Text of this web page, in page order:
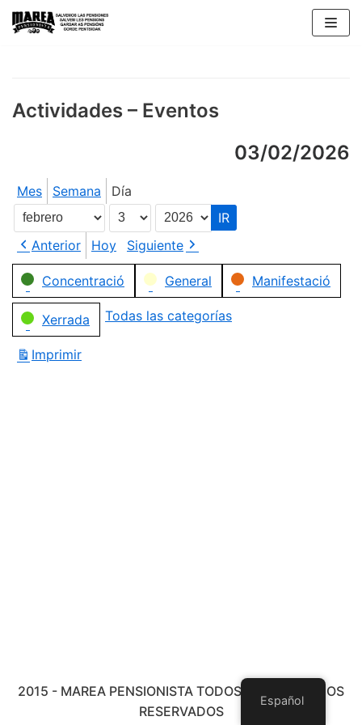
Saltar
Actividades – Eventos
03/02/2026
Mes Semana Día
Mes
Día
Año
Anterior
Hoy
Siguiente
Categorías
Concentració General Manifestació
Xerrada Todas las categorías
Imprimir
2015 - MAREA PENSIONISTA TODOS LOS DERECHOS
RESERVADOS
Español